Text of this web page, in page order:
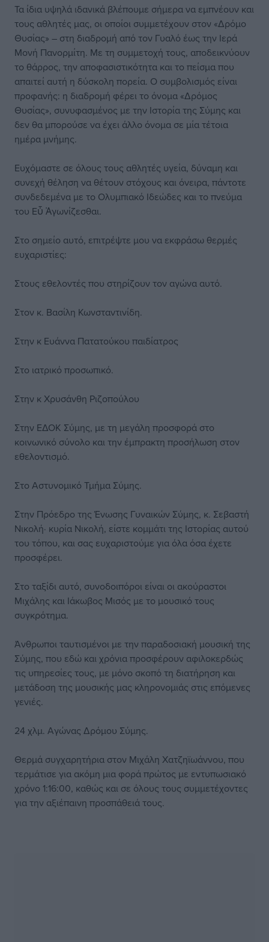
Τα ίδια υψηλά ιδανικά βλέπουμε σήμερα να εμπνέουν και
τους αθλητές μας, οι οποίοι συμμετέχουν στον «Δρόμο
Θυσίας» – στη διαδρομή από τον Γυαλό έως την Ιερά
Μονή Πανορμίτη. Με τη συμμετοχή τους, αποδεικνύουν
το θάρρος, την αποφασιστικότητα και το πείσμα που
απαιτεί αυτή η δύσκολη πορεία. Ο συμβολισμός είναι
προφανής: η διαδρομή φέρει το όνομα «Δρόμος
Θυσίας», συνυφασμένος με την Ιστορία της Σύμης και
δεν θα μπορούσε να έχει άλλο όνομα σε μία τέτοια
ημέρα μνήμης.
Ευχόμαστε σε όλους τους αθλητές υγεία, δύναμη και
συνεχή θέληση να θέτουν στόχους και όνειρα, πάντοτε
συνδεδεμένα με το Ολυμπιακό Ιδεώδες και το πνεύμα
του Εὖ Ἀγωνίζεσθαι.
Στο σημείο αυτό, επιτρέψτε μου να εκφράσω θερμές
ευχαριστίες:
Στους εθελοντές που στηρίζουν τον αγώνα αυτό.
Στον κ. Βασίλη Κωνσταντινίδη.
Στην κ Ευάννα Πατατούκου παιδίατρος
Στο ιατρικό προσωπικό.
Στην κ Χρυσάνθη Ριζοπούλου
Στην ΕΔΟΚ Σύμης, με τη μεγάλη προσφορά στο
κοινωνικό σύνολο και την έμπρακτη προσήλωση στον
εθελοντισμό.
Στο Αστυνομικό Τμήμα Σύμης.
Στην Πρόεδρο της Ένωσης Γυναικών Σύμης, κ. Σεβαστή
Νικολή· κυρία Νικολή, είστε κομμάτι της Ιστορίας αυτού
του τόπου, και σας ευχαριστούμε για όλα όσα έχετε
προσφέρει.
Στο ταξίδι αυτό, συνοδοιπόροι είναι οι ακούραστοι
Μιχάλης και Ιάκωβος Μισός με το μουσικό τους
συγκρότημα.
Άνθρωποι ταυτισμένοι με την παραδοσιακή μουσική της
Σύμης, που εδώ και χρόνια προσφέρουν αφιλοκερδώς
τις υπηρεσίες τους, με μόνο σκοπό τη διατήρηση και
μετάδοση της μουσικής μας κληρονομιάς στις επόμενες
γενιές.
24 χλμ. Αγώνας Δρόμου Σύμης.
Θερμά συγχαρητήρια στον Μιχάλη Χατζηϊωάννου, που
τερμάτισε για ακόμη μια φορά πρώτος με εντυπωσιακό
χρόνο 1:16:00, καθώς και σε όλους τους συμμετέχοντες
για την αξιέπαινη προσπάθειά τους.